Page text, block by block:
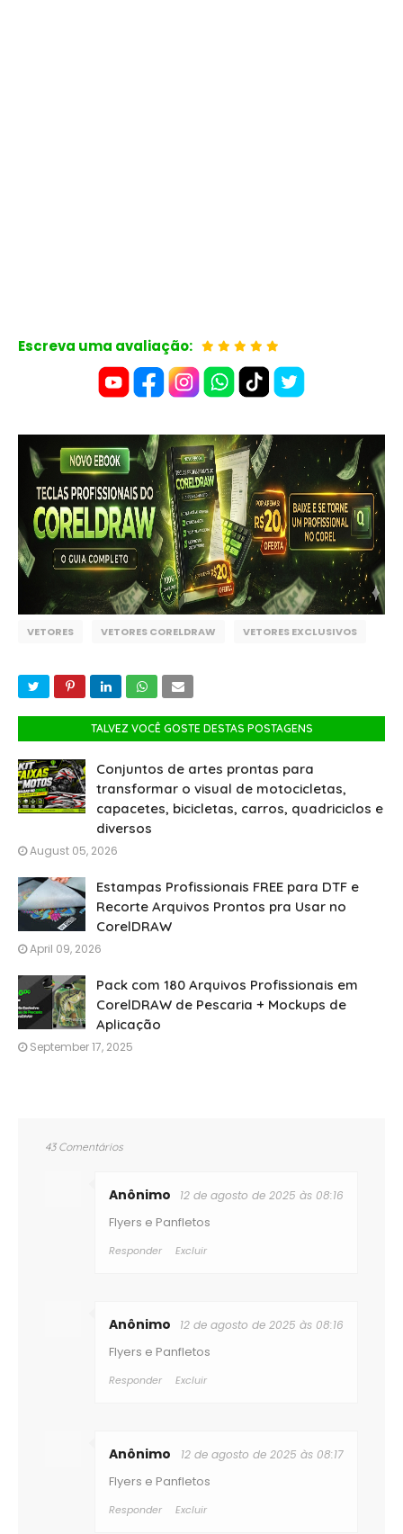
Escreva uma avaliação:
VETORES VETORES CORELDRAW VETORES EXCLUSIVOS
TALVEZ VOCÊ GOSTE DESTAS POSTAGENS
Conjuntos de artes prontas para
transformar o visual de motocicletas,
capacetes, bicicletas, carros, quadriciclos e
diversos
August 05, 2026
Estampas Profissionais FREE para DTF e
Recorte Arquivos Prontos pra Usar no
CorelDRAW
April 09, 2026
Pack com 180 Arquivos Profissionais em
CorelDRAW de Pescaria + Mockups de
Aplicação
September 17, 2025
43 Comentários
Anônimo 12 de agosto de 2025 às 08:16
Flyers e Panfletos
Responder Excluir
Anônimo 12 de agosto de 2025 às 08:16
Flyers e Panfletos
Responder Excluir
Anônimo 12 de agosto de 2025 às 08:17
Flyers e Panfletos
Responder Excluir